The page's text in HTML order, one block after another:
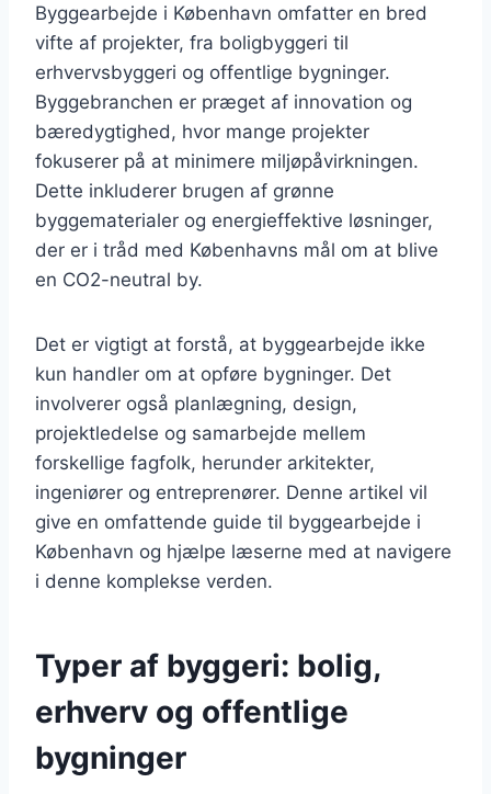
Byggearbejde i København omfatter en bred
vifte af projekter, fra boligbyggeri til
erhvervsbyggeri og offentlige bygninger.
Byggebranchen er præget af innovation og
bæredygtighed, hvor mange projekter
fokuserer på at minimere miljøpåvirkningen.
Dette inkluderer brugen af grønne
byggematerialer og energieffektive løsninger,
der er i tråd med Københavns mål om at blive
en CO2-neutral by.
Det er vigtigt at forstå, at byggearbejde ikke
kun handler om at opføre bygninger. Det
involverer også planlægning, design,
projektledelse og samarbejde mellem
forskellige fagfolk, herunder arkitekter,
ingeniører og entreprenører. Denne artikel vil
give en omfattende guide til byggearbejde i
København og hjælpe læserne med at navigere
i denne komplekse verden.
Typer af byggeri: bolig,
erhverv og offentlige
bygninger